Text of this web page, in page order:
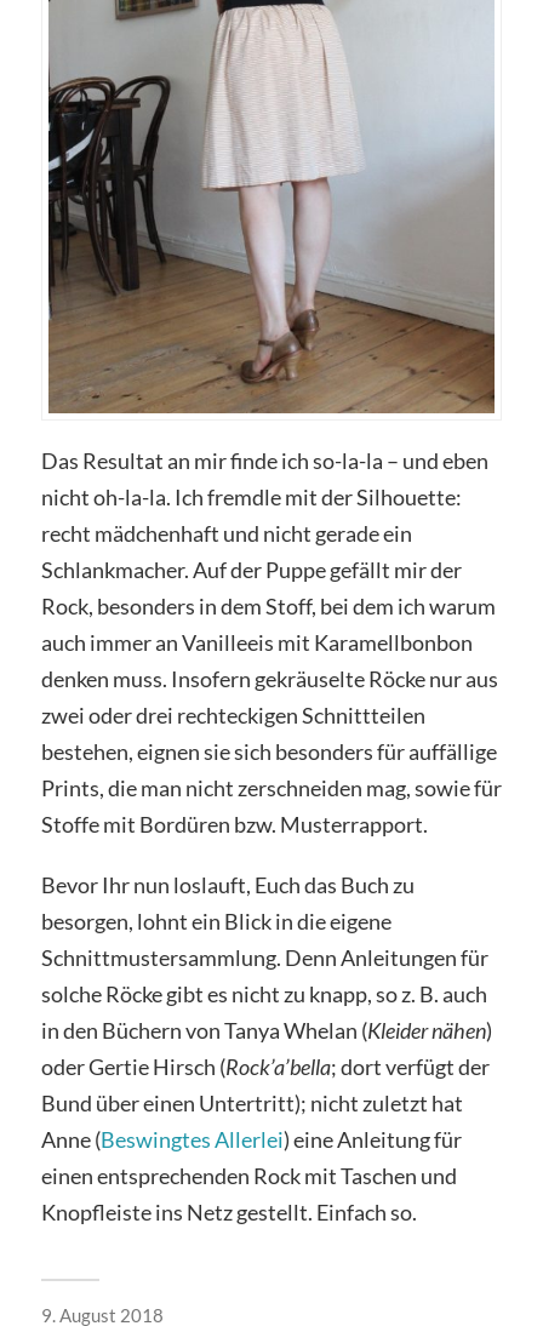
Das Resultat an mir finde ich so-la-la – und eben
nicht oh-la-la. Ich fremdle mit der Silhouette:
recht mädchenhaft und nicht gerade ein
Schlankmacher. Auf der Puppe gefällt mir der
Rock, besonders in dem Stoff, bei dem ich warum
auch immer an Vanilleeis mit Karamellbonbon
denken muss. Insofern gekräuselte Röcke nur aus
zwei oder drei rechteckigen Schnittteilen
bestehen, eignen sie sich besonders für auffällige
Prints, die man nicht zerschneiden mag, sowie für
Stoffe mit Bordüren bzw. Musterrapport.
Bevor Ihr nun loslauft, Euch das Buch zu
besorgen, lohnt ein Blick in die eigene
Schnittmustersammlung. Denn Anleitungen für
solche Röcke gibt es nicht zu knapp, so z. B. auch
in den Büchern von Tanya Whelan (Kleider nähen)
oder Gertie Hirsch (Rock’a’bella; dort verfügt der
Bund über einen Untertritt); nicht zuletzt hat
Anne (Beswingtes Allerlei) eine Anleitung für
einen entsprechenden Rock mit Taschen und
Knopfleiste ins Netz gestellt. Einfach so.
9. August 2018